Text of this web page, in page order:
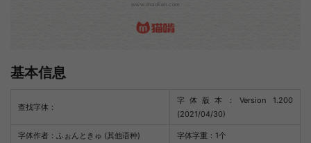
www.maoken.com
基本信息
查找字体：
字体版本：Version 1.200
(2021/04/30)
字体作者：ふぉんときゅ (其他语种) 字体字重：1个